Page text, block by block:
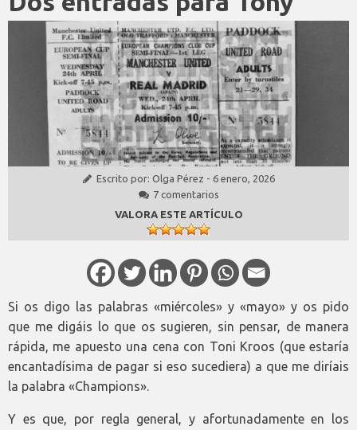
Escrito por: Olga Pérez - 6 enero, 2026
7 comentarios
VALORA ESTE ARTÍCULO
Si os digo las palabras «miércoles» y «mayo» y os pido
que me digáis lo que os sugieren, sin pensar, de manera
rápida, me apuesto una cena con Toni Kroos (que estaría
encantadísima de pagar si eso sucediera) a que me diríais
la palabra «Champions».
Y es que, por regla general, y afortunadamente en los